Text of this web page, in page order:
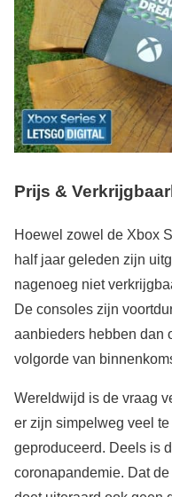
Prijs &
Hoewel zowel de Xbox
half jaar geleden zijn
nagenoeg niet
De consoles zijn
aanbieders hebben dan
volgorde van
Wereldwijd is de vraag
er zijn simpelweg veel
geproduceerd. Deels is
coronapandemie. Dat